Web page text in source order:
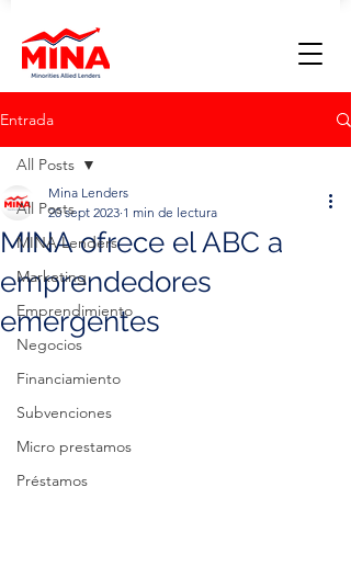
Entrada
All Posts
MINA Lenders
Marketing
Emprendimiento
Negocios
Financiamiento
Subvenciones
Micro prestamos
Préstamos
All Posts
MINA ofrece el ABC a
emprendedores
emergentes
Mina Lenders
20 sept 2023 1 min de lectura